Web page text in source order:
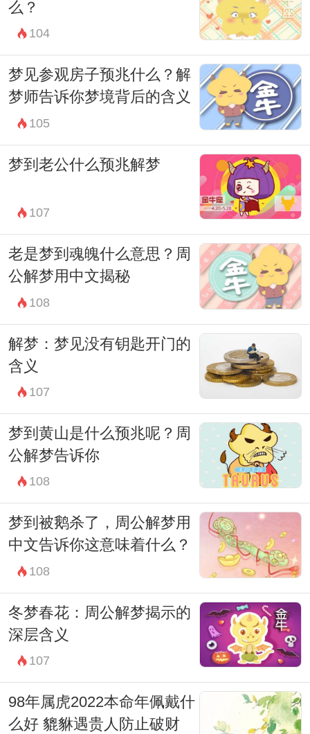
么？
104
梦见参观房子预兆什么？解
梦师告诉你梦境背后的含义
105
梦到老公什么预兆解梦
107
老是梦到魂魄什么意思？周
公解梦用中文揭秘
108
解梦：梦见没有钥匙开门的
含义
107
梦到黄山是什么预兆呢？周
公解梦告诉你
108
梦到被鹅杀了，周公解梦用
中文告诉你这意味着什么？
108
冬梦春花：周公解梦揭示的
深层含义
107
98年属虎2022本命年佩戴什
么好 貔貅遇贵人防止破财